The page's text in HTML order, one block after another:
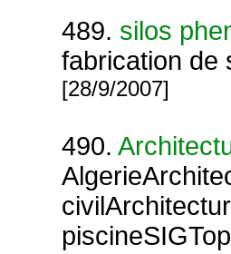
489. silos
fabrication de
[28/9/2007]
490.